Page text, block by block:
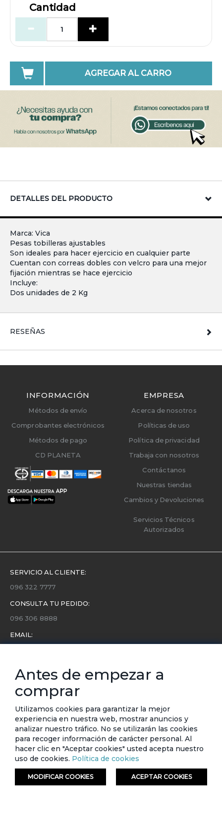
Cantidad
AGREGAR AL CARRO
DETALLES DEL PRODUCTO
Marca: Vica
Pesas tobilleras ajustables
Son ideales para hacer ejercicio en cualquier parte
Cuentan con correas dobles con velcro para una mejor
fijación mientras se hace ejercicio
Incluye:
Dos unidades de 2 Kg
RESEÑAS
INFORMACIÓN
Métodos de envío
Comprobantes electrónicos
Métodos de pago
CD PLANETA
EMPRESA
Acerca de nosotros
Políticas de uso
Política de privacidad
Trabaja con nosotros
Contáctanos
Nuestras tiendas
Cambios y Devoluciones
Servicios Técnicos
Autorizados
SERVICIO AL CLIENTE:
096 322 7777
CONSULTA TU PEDIDO:
096 306 8888
EMAIL:
Conoce toda la información sobre últimas colecciones,
eventos y ofertas.
Subscríbete a nuestro newsletter
SUSCRIBIRSE
© ETAFASHION 2023. Todos los derechos reservados.
Antes de empezar a
comprar
Utilizamos cookies para garantizar la mejor
experiencia en nuestra web, mostrar anuncios y
analizar nuestro tráfico. No se utilizarán las cookies
para recoger información de carácter personal. Al
hacer clic en "Aceptar cookies" usted acepta nuestro
uso de cookies. Política de cookies
MODIFICAR COOKIES ACEPTAR COOKIES